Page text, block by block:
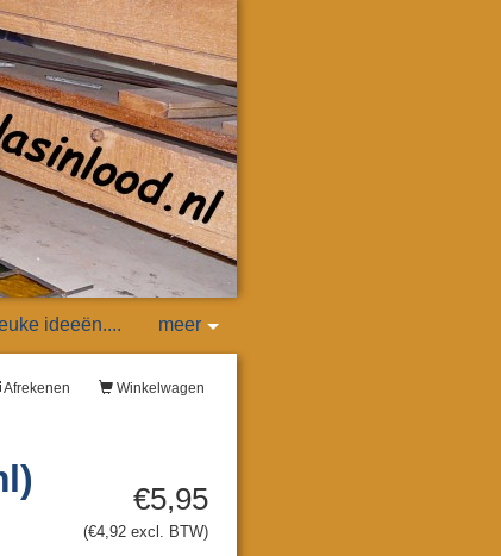
ideeën.... meer
Winkelwagen
Afrekenen
€5,95
(€4,92 excl. BTW)